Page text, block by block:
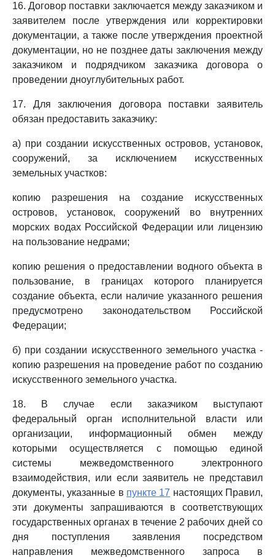
16. Договор поставки заключается между заказчиком и
заявителем после утверждения или корректировки
документации, а также после утверждения проектной
документации, но не позднее даты заключения между
заказчиком и подрядчиком заказчика договора о
проведении дноуглубительных работ.
17. Для заключения договора поставки заявитель
обязан предоставить заказчику:
а) при создании искусственных островов, установок,
сооружений, за исключением искусственных
земельных участков:
копию разрешения на создание искусственных
островов, установок, сооружений во внутренних
морских водах Российской Федерации или лицензию
на пользование недрами;
копию решения о предоставлении водного объекта в
пользование, в границах которого планируется
создание объекта, если наличие указанного решения
предусмотрено законодательством Российской
Федерации;
б) при создании искусственного земельного участка -
копию разрешения на проведение работ по созданию
искусственного земельного участка.
18. В случае если заказчиком выступают
федеральный орган исполнительной власти или
организации, информационный обмен между
которыми осуществляется с помощью единой
системы межведомственного электронного
взаимодействия, или если заявитель не представил
документы, указанные в пункте 17 настоящих Правил,
эти документы запрашиваются в соответствующих
государственных органах в течение 2 рабочих дней со
дня поступления заявления посредством
направления межведомственного запроса в